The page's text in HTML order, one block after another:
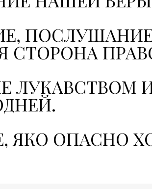
СТОРОНА
ЛУКАВСТВОМ
ЯКО ОПАСНО